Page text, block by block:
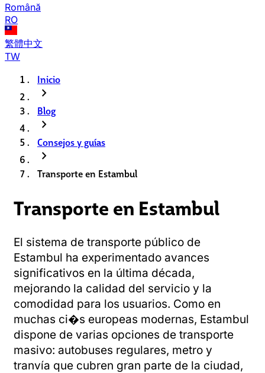
Română
RO
繁體中文
TW
Inicio
chevron_right
Blog
chevron_right
Consejos y guías
chevron_right
Transporte en Estambul
Transporte en Estambul
El sistema de transporte público de
Estambul ha experimentado avances
significativos en la última década,
mejorando la calidad del servicio y la
comodidad para los usuarios. Como en
muchas ci�s europeas modernas, Estambul
dispone de varias opciones de transporte
masivo: autobuses regulares, metro y
tranvía que cubren gran parte de la ciudad,